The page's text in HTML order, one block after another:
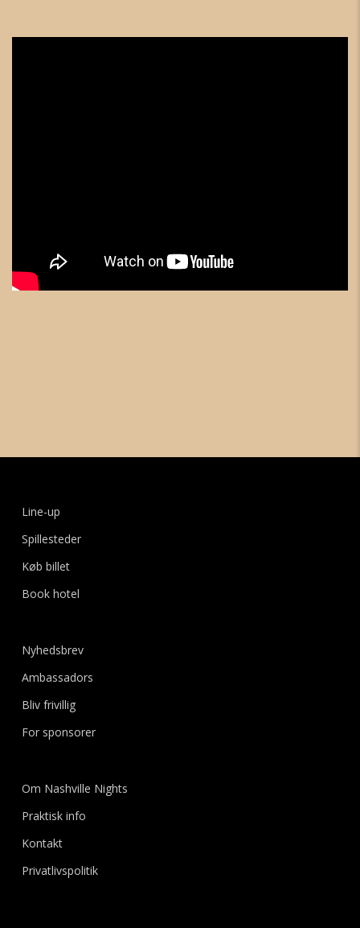
Line-up
Spillesteder
Køb billet
Book hotel
Nyhedsbrev
Ambassadors
Bliv frivillig
For sponsorer
Om Nashville Nights
Praktisk info
Kontakt
Privatlivspolitik